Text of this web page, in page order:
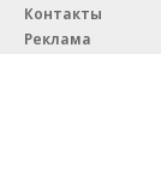
Контакты
Реклама